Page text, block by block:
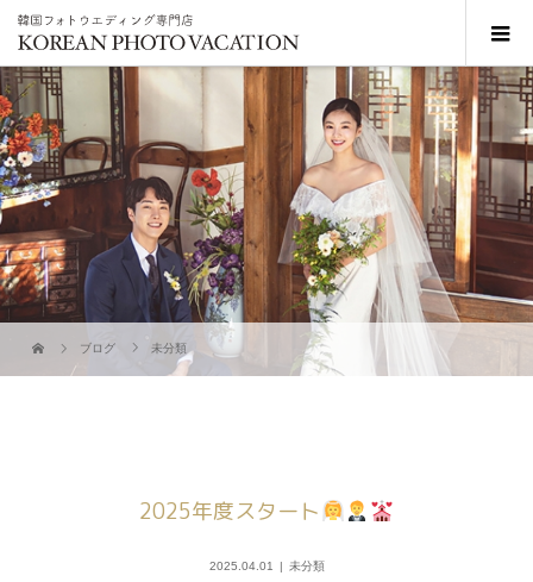
ブログ 未分類
2025年度スタート
2025.04.01 未分類